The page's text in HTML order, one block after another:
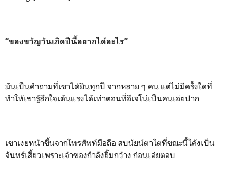
“ของขวัญวันเกิดปีนี้อยากได้อะไร”
มันเป็นคำถามที่เขาได้ยินทุกปี จากหลาย ๆ คน แต่ไม่มีครั้งใดที่
ทำให้เขารู้สึกใจเต้นแรงได้เท่าตอนที่อีเจโน่เป็นคนเอ่ยปาก
เขาเงยหน้าขึ้นจากโทรศัพท์มือถือ สบนัยน์ตาโตที่ขณะนี้โค้งเป็น
จันทร์เสี้ยวเพราะเจ้าของกำลังยิ้มกว้าง ก่อนเอ่ยตอบ